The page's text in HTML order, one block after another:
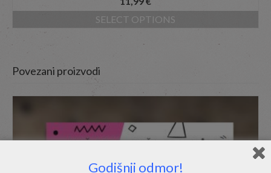
SELECT OPTIONS
Povezani proizvodi
Godišnji odmor!